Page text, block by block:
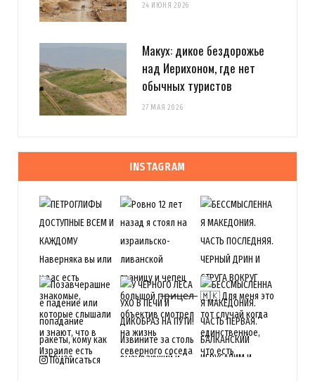
24 ИЮНЯ 2026
Макух: дикое бездорожье
над Иерихоном, где нет
обычных туристов
27 МАЯ 2026
INSTAGRAM
Подписаться